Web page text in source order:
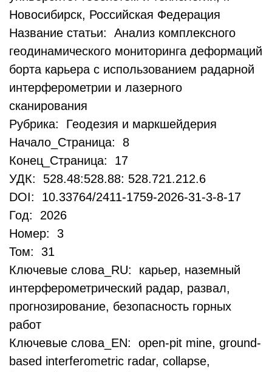
Новосибирск, Российская Федерация
Название статьи: Анализ комплексного
геодинамического мониторинга деформаций
борта карьера с использованием радарной
интерферометрии и лазерного
сканирования
Рубрика: Геодезия и маркшейдерия
Начало_Страница: 8
Конец_Страница: 17
УДК: 528.48:528.88: 528.721.212.6
DOI: 10.33764/2411-1759-2026-31-3-8-17
Год: 2026
Номер: 3
Том: 31
Ключевые слова_RU: карьер, наземный
интерферометрический радар, развал,
прогнозирование, безопасность горных
работ
Ключевые слова_EN: open-pit mine, ground-
based interferometric radar, collapse,